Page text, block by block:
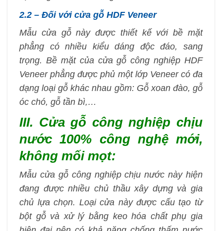
2.2 – Đối với cửa gỗ HDF Veneer
Mẫu cửa gỗ này được thiết kế với bề mặt
phẳng có nhiều kiểu dáng độc đáo, sang
trọng. Bề mặt của cửa gỗ công nghiệp HDF
Veneer phẳng được phủ một lớp Veneer có đa
dạng loại gỗ khác nhau gồm: Gỗ xoan đào, gỗ
óc chó, gỗ tần bì,…
III. Cửa gỗ công nghiệp chịu
nước 100% công nghệ mới,
không mối mọt:
Mẫu cửa gỗ công nghiệp chịu nước này hiện
đang được nhiều chủ thầu xây dựng và gia
chủ lựa chọn. Loại cửa này được cấu tạo từ
bột gỗ và xử lý bằng keo hóa chất phụ gia